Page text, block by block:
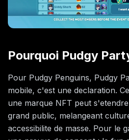
Pourquoi Pudgy
Pour Pudgy Penguins, Pudgy
mobile, c'est une declaration.
une marque NFT peut
grand public, melangeant
accessibilite de masse. Pour le